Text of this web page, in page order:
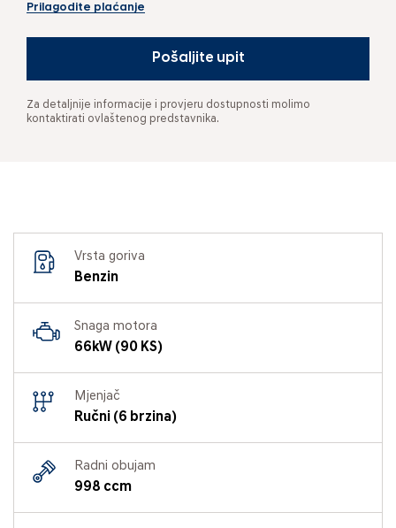
Prilagodite plaćanje
Pošaljite upit
Za detaljnije informacije i provjeru dostupnosti molimo
kontaktirati ovlaštenog predstavnika.
Vrsta goriva
Benzin
Snaga motora
66kW (90 KS)
Mjenjač
Ručni (6 brzina)
Radni obujam
998 ccm